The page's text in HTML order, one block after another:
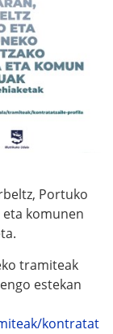
Portuko
komunen
tramiteak
estekan
kontratat